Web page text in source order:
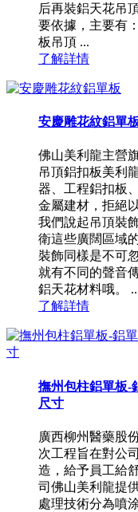
后再裝鋁天花吊
要依據，主要有
板吊頂 ...
了解詳情
安慶雕花紋鋁單
佛山美利龍主營
吊頂鋁扣板美利
器、工程鋁扣板
金屬建材，拒絕
我們說起吊頂裝
衛這些廣闊區域
裝飾同樣是不可
就有不同的聲音
鋁天花材料哦。
了解詳情
撫州包柱鋁單板-
尺寸
廣西柳州醫藥股
次工程旨在對公
造，給予員工給
司佛山美利龍提
處理技術分為噴